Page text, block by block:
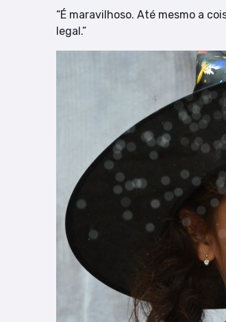
“É maravilhoso. Até mesmo a
legal.”